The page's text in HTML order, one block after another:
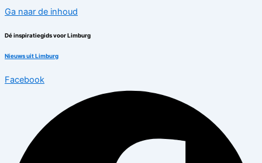
Ga naar de inhoud
Dé inspiratiegids voor Limburg
Nieuws uit Limburg
Facebook